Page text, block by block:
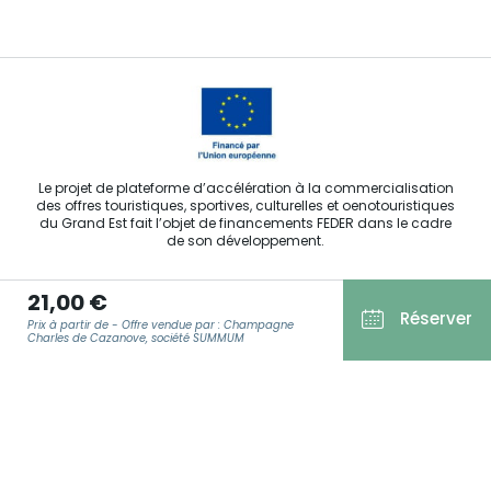
21,00 €
Prix à partir de - Offre vendue par : Champagne
Charles de Cazanove, société SUMMUM
Réserver
Le projet de plateforme d’accélération à la commercialisation
des offres touristiques, sportives, culturelles et oenotouristiques
du Grand Est fait l’objet de financements FEDER dans le cadre
de son développement.
Agence Régionale du Tourisme Grand Est ©2026 - Tous droits